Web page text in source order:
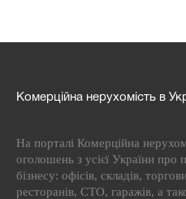
Комерційна нерухомість в
На порталі Комерційна
оголошень з усієї України про
бізнесу: офісів, складів,
ресторанів, СТО, гаражів, а